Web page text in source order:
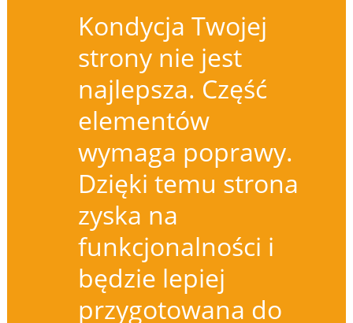
Kondycja Twojej
strony nie jest
najlepsza. Część
elementów
wymaga poprawy.
Dzięki temu strona
zyska na
funkcjonalności i
będzie lepiej
przygotowana do